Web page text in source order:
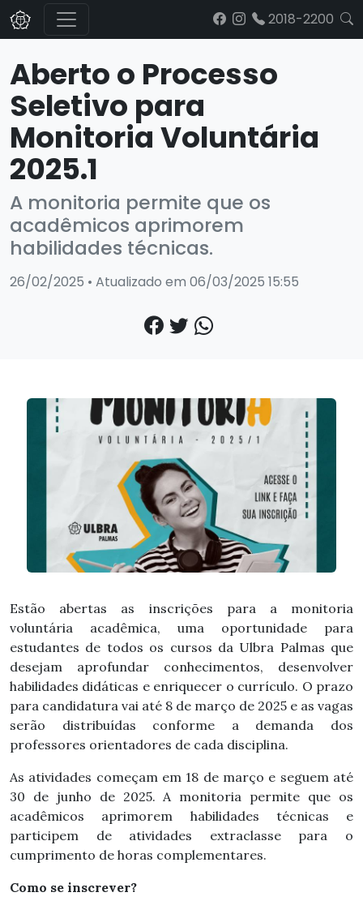
2018-2200
Aberto o Processo
Seletivo para
Monitoria Voluntária
2025.1
A monitoria permite que os
acadêmicos aprimorem
habilidades técnicas.
26/02/2025 • Atualizado em 06/03/2025 15:55
Estão abertas as inscrições para a monitoria
voluntária acadêmica, uma oportunidade para
estudantes de todos os cursos da Ulbra Palmas que
desejam aprofundar conhecimentos, desenvolver
habilidades didáticas e enriquecer o currículo. O prazo
para candidatura vai até 8 de março de 2025 e as vagas
serão distribuídas conforme a demanda dos
professores orientadores de cada disciplina.
As atividades começam em 18 de março e seguem até
30 de junho de 2025. A monitoria permite que os
acadêmicos aprimorem habilidades técnicas e
participem de atividades extraclasse para o
cumprimento de horas complementares.
Como se inscrever?